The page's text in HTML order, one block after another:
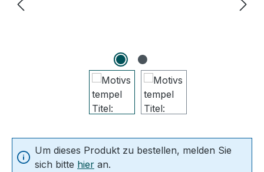
Um dieses Produkt zu bestellen, melden Sie
sich bitte hier an.